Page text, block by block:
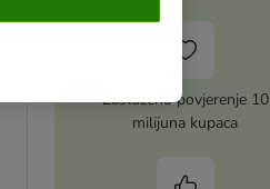
Zasluženo povjerenje 10
milijuna kupaca